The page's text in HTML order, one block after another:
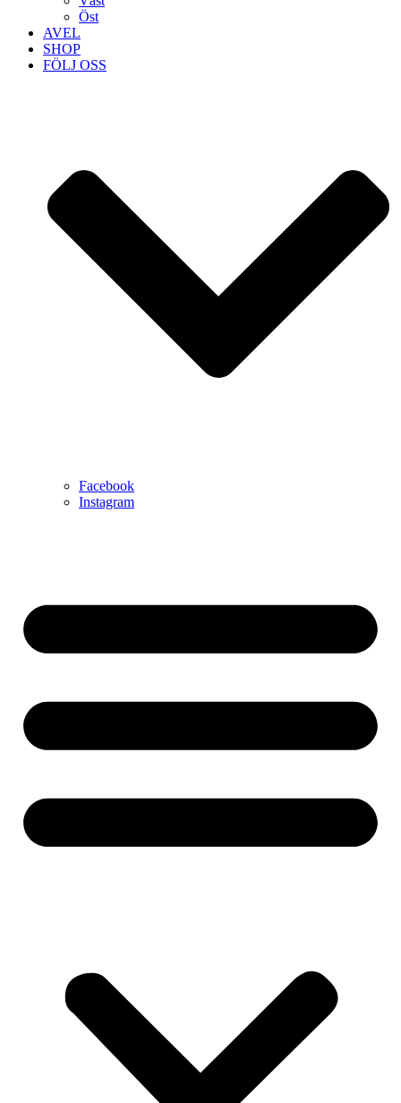
Öst
AVEL
SHOP
FÖLJ OSS
Facebook
Instagram